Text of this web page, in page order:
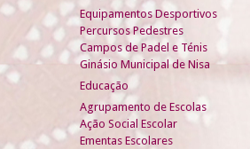
Equipamentos Desportivos
Percursos Pedestres
Campos de Padel e Ténis
Ginásio Municipal de Nisa
Educação
Agrupamento de Escolas
Ação Social Escolar
Ementas Escolares